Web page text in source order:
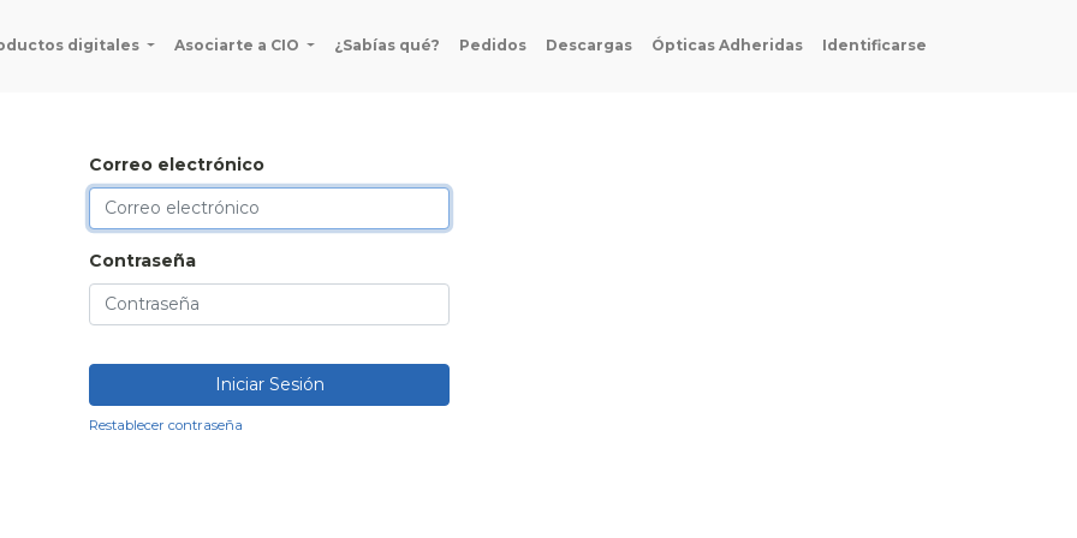
digitales Asociarte a CIO ¿Sabías qué? Pedidos Descargas Ópticas Adheridas Identificarse
Correo electrónico
Contraseña
Iniciar Sesión
Restablecer contraseña